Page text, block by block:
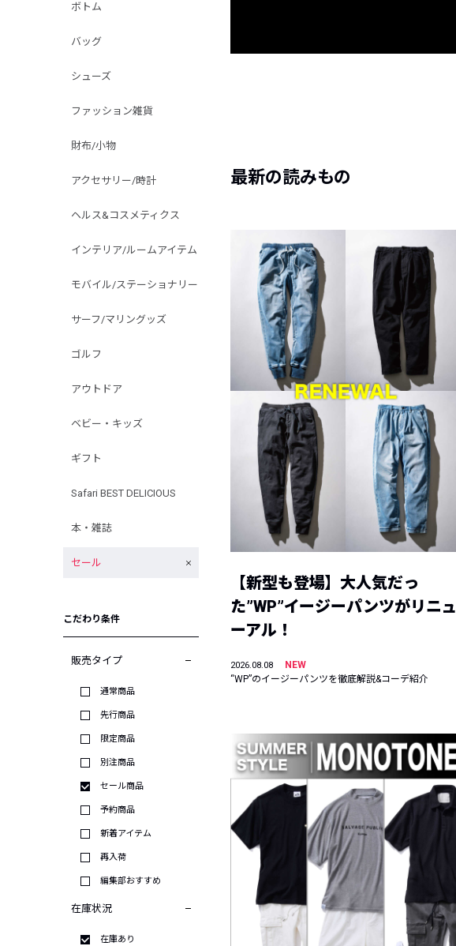
ボトム
バッグ
シューズ
ファッション雑貨
財布/小物
アクセサリー/時計
ヘルス&コスメティクス
インテリア/ルームアイテム
モバイル/ステーショナリー
サーフ/マリングッズ
ゴルフ
アウトドア
ベビー・キッズ
ギフト
Safari BEST DELICIOUS
本・雑誌
セール
こだわり条件
販売タイプ
通常商品
先行商品
限定商品
別注商品
セール商品
予約商品
新着アイテム
再入荷
編集部おすすめ
在庫状況
在庫あり
最新の読みもの
【新型も登場】大人気だっ
た”WP”イージーパンツがリニュ
ーアル！
2026.08.08
NEW
“WP”のイージーパンツを徹底解説&コーデ紹介